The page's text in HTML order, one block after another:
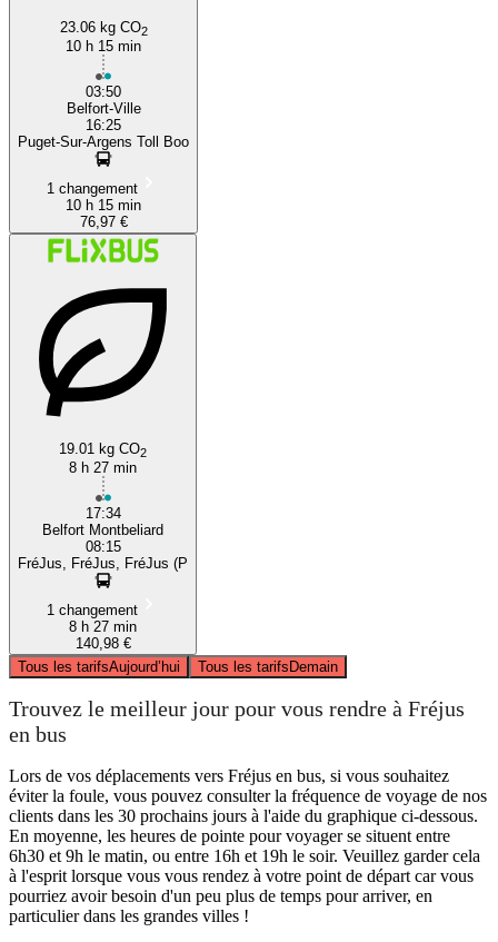
23.06 kg CO2
10 h 15 min
03:50
Belfort-Ville
16:25
Puget-Sur-Argens Toll Boo
1 changement
10 h 15 min
76,97 €
19.01 kg CO2
8 h 27 min
17:34
Belfort Montbeliard
08:15
FréJus, FréJus, FréJus (P
1 changement
8 h 27 min
140,98 €
Tous les tarifsAujourd’hui Tous les tarifsDemain
Trouvez le meilleur jour pour vous rendre à Fréjus
en bus
Lors de vos déplacements vers Fréjus en bus, si vous souhaitez
éviter la foule, vous pouvez consulter la fréquence de voyage de nos
clients dans les 30 prochains jours à l'aide du graphique ci-dessous.
En moyenne, les heures de pointe pour voyager se situent entre
6h30 et 9h le matin, ou entre 16h et 19h le soir. Veuillez garder cela
à l'esprit lorsque vous vous rendez à votre point de départ car vous
pourriez avoir besoin d'un peu plus de temps pour arriver, en
particulier dans les grandes villes !